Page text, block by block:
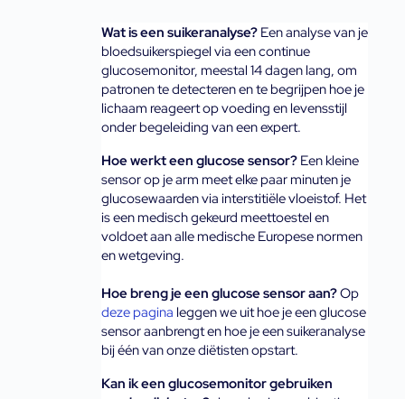
Wat is een suikeranalyse? Een analyse van je
bloedsuikerspiegel via een continue
glucosemonitor, meestal 14 dagen lang, om
patronen te detecteren en te begrijpen hoe je
lichaam reageert op voeding en levensstijl
onder begeleiding van een expert.
Hoe werkt een glucose sensor? Een kleine
sensor op je arm meet elke paar minuten je
glucosewaarden via interstitiële vloeistof. Het
is een medisch gekeurd meettoestel en
voldoet aan alle medische Europese normen
en wetgeving.
Hoe breng je een glucose sensor aan?
Op
deze pagina leggen we uit hoe je een glucose
sensor aanbrengt en hoe je een suikeranalyse
bij één van onze diëtisten opstart.
Kan ik een glucosemonitor gebruiken